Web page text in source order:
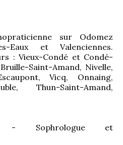
sur Odomez
Eaux et Valenciennes.
: Vieux-Condé et Condé-
Saint-Amand, Nivelle,
Vicq, Onnaing,
Thun-Saint-Amand,
- Sophrologue et